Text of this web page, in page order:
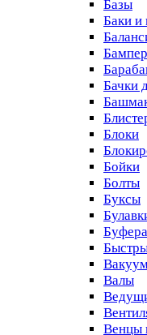
Базы
Баки и
Бачки
Блоки
Бойки
Болты
Буксы
Буфера
Валы
Венцы